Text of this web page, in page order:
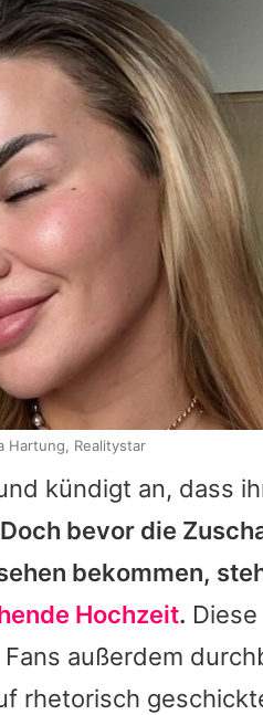
kündigt an, dass
Doch bevor die
bekommen,
Hochzeit.
Fans außerdem
rhetorisch
Hartung, Realitystar